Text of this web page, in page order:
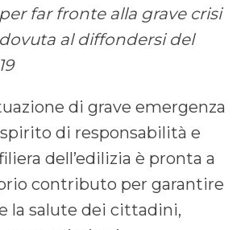
far fronte alla grave crisi
al diffondersi del
di grave emergenza
di responsabilità e
dell’edilizia è pronta a
contributo per garantire
la salute dei cittadini,